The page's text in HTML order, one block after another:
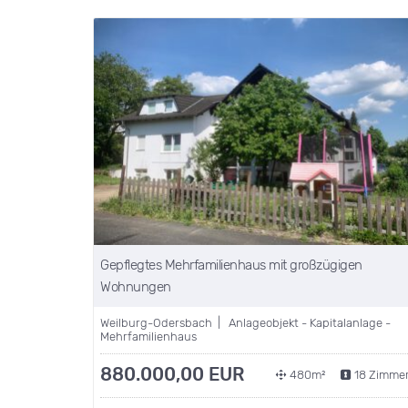
Gepflegtes Mehrfamilienhaus mit großzügigen
Wohnungen
Weilburg-Odersbach | Anlageobjekt - Kapitalanlage -
Mehrfamilienhaus
880.000,00 EUR 480m² 18